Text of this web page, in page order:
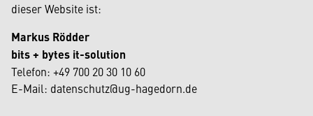
dieser Website ist:
Markus Rödder
bits + bytes it-solution
Telefon: +49 700 20 30 10 60
E-Mail: datenschutz@ug-hagedorn.de